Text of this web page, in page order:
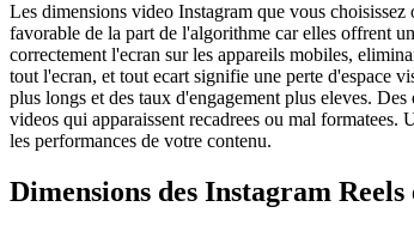
Les dimensions video Instagram que vous
favorable de la part de l'algorithme car elles offrent
correctement l'ecran sur les appareils mobiles,
tout l'ecran, et tout ecart signifie une perte d'espace
plus longs et des taux d'engagement plus eleves.
videos qui apparaissent recadrees ou mal
les performances de votre contenu.
Dimensions des Instagram